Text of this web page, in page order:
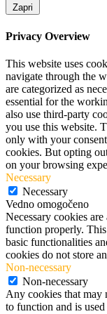
Zapri
Privacy Overview
This website uses
navigate through the
are categorized as
essential for the
also use third-party
you use this website.
only with your
cookies. But opting
on your browsing
Necessary
Necessary
Vedno omogočeno
Necessary cookies
function properly.
basic functionalities
cookies do not store
Non-necessary
Non-necessary
Any cookies that may
to function and is